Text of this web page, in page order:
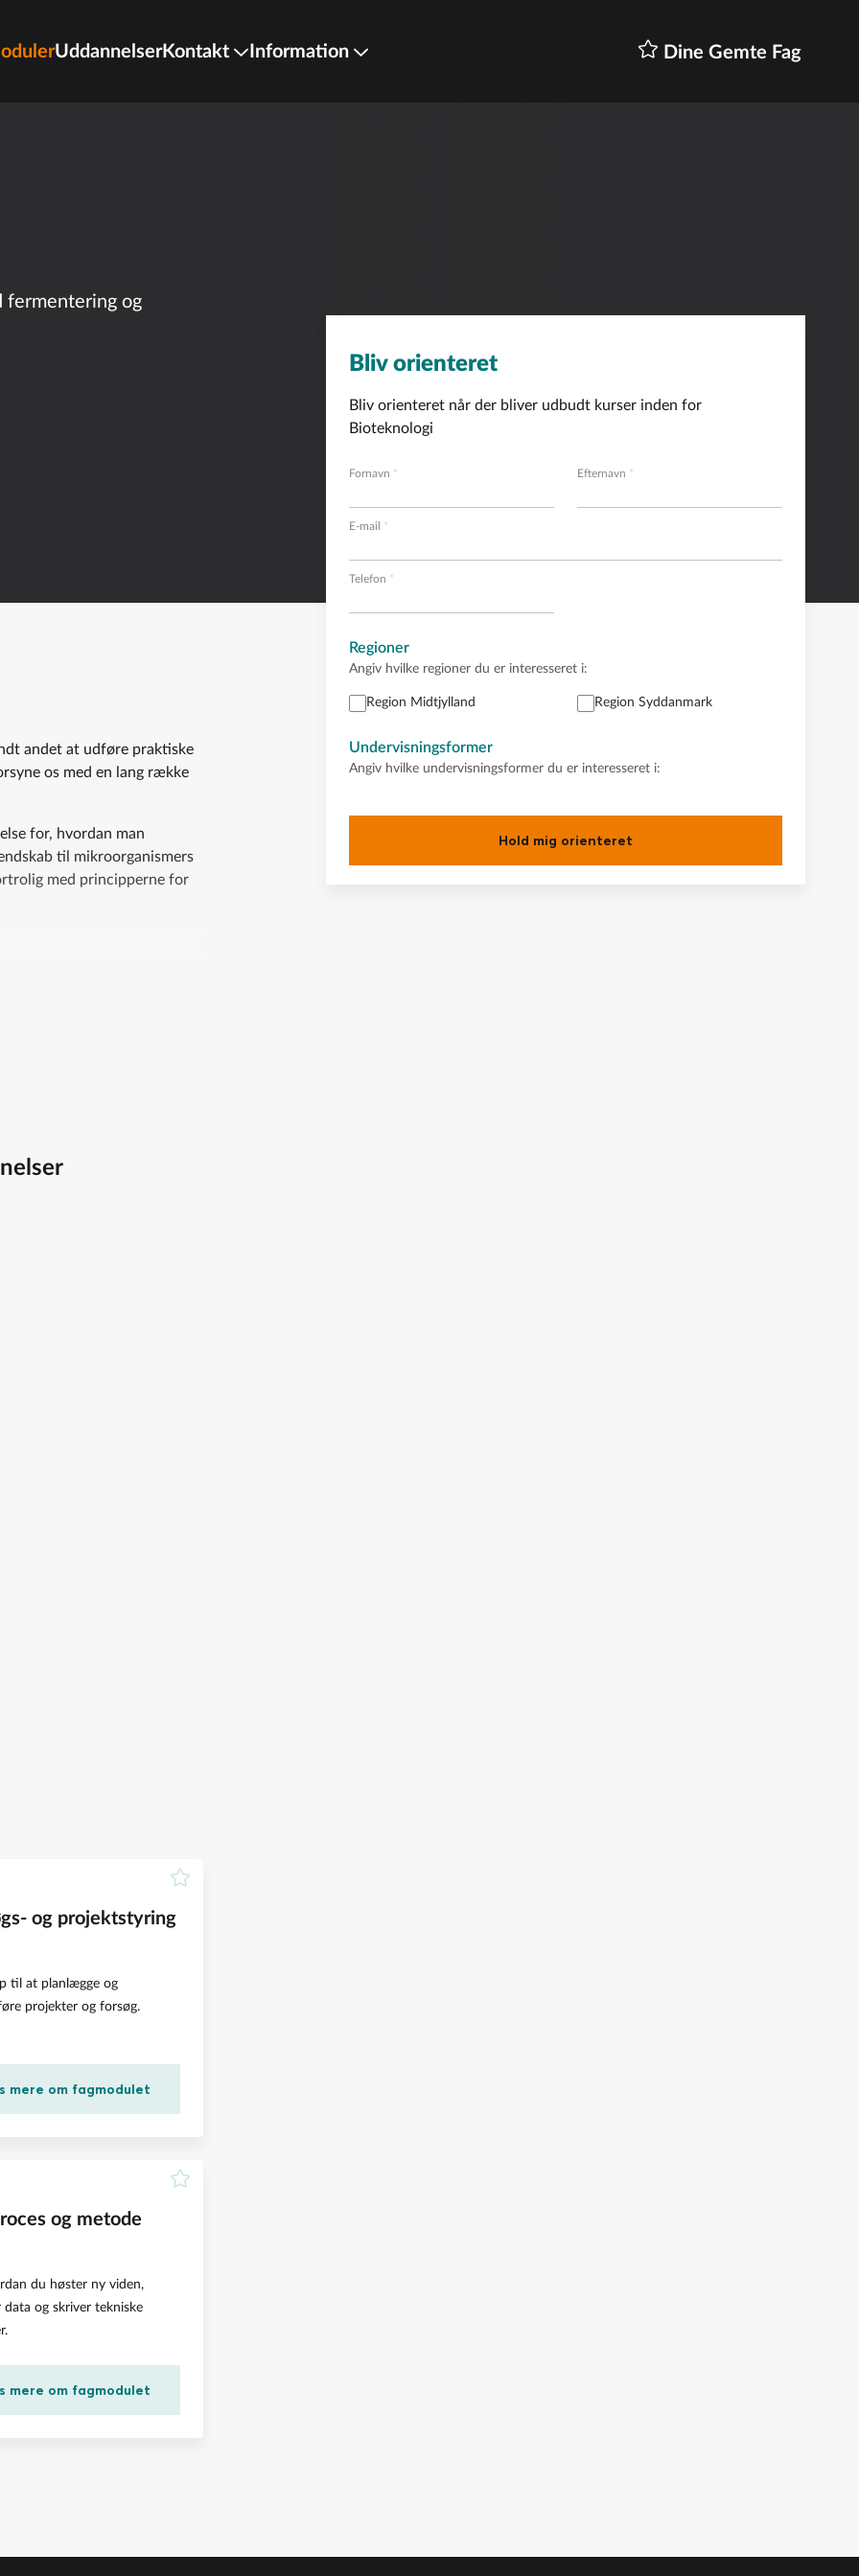
UddannelserKontakt Information Dine Gemte Fag
fermentering og
andet at udføre praktiske
os med en lang række
for, hvordan man
til mikroorganismers
med principperne for
til industriel produktion
og projektstyring
til at planlægge og
projekter og forsøg.
mere om fagmodulet
og metode
du høster ny viden,
og skriver tekniske
mere om fagmodulet
Bliv orienteret
Bliv orienteret når der bliver udbudt kurser inden for
Bioteknologi
Fornavn Efternavn
E-mail
Telefon
Regioner
Angiv hvilke regioner du er interesseret i:
Region Midtjylland Region Syddanmark
Undervisningsformer
Angiv hvilke undervisningsformer du er interesseret i:
Hold mig orienteret